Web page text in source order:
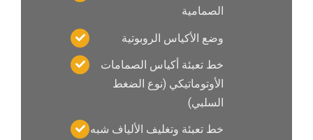
الصمامية
وضع الأكياس الروبوتية
خط تعبئة أكياس الصمامات
الأوتوماتيكي (نوع الضغط
السلبي)
خط تعبئة وتغليف الألياف شبه